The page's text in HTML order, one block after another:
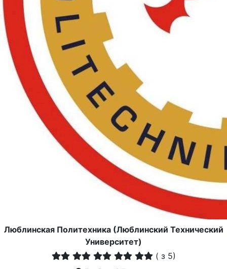
Люблинская Политехника (Люблинский Технический
Университет)
( з 5)